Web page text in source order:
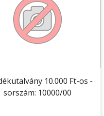
10.000 Ft-os -
sorszám: 10000/00